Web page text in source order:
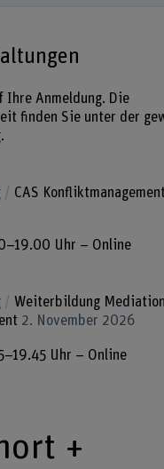
Ihre Anmeldung. Die
finden Sie unter der
CAS Konfliktmanagement
Uhr – Online
Weiterbildung
2. November 2026
Uhr – Online
+